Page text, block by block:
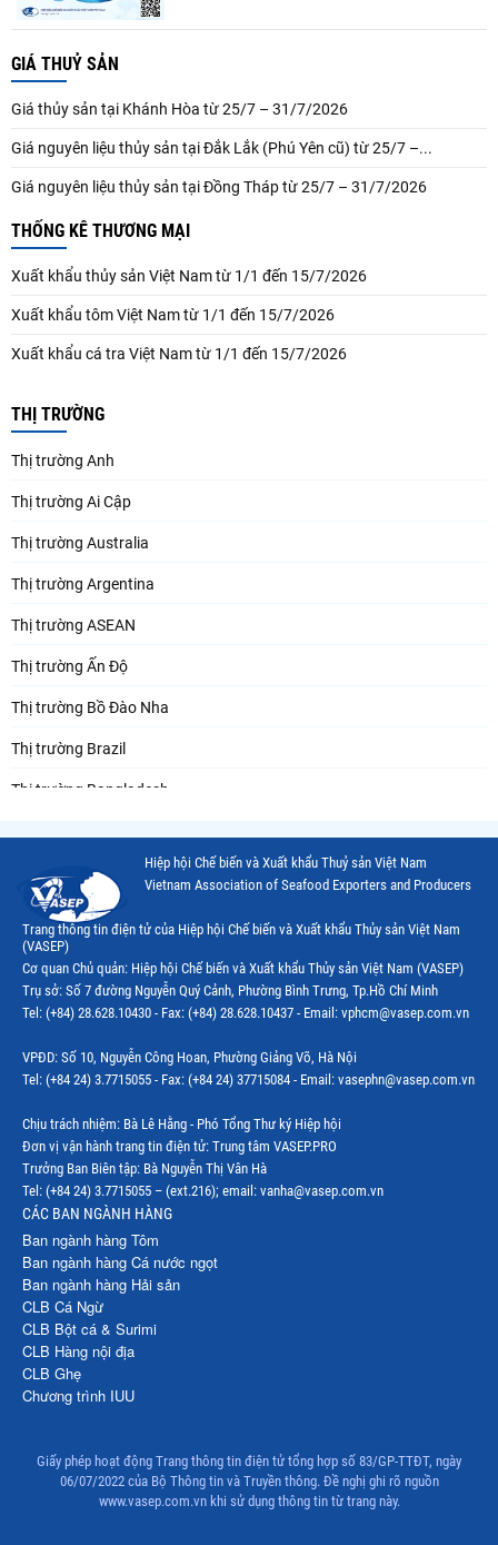
GIÁ THUỶ SẢN
Giá thủy sản tại Khánh Hòa từ 25/7 – 31/7/2026
Giá nguyên liệu thủy sản tại Đắk Lắk (Phú Yên cũ) từ 25/7 –...
Giá nguyên liệu thủy sản tại Đồng Tháp từ 25/7 – 31/7/2026
THỐNG KÊ THƯƠNG MẠI
Xuất khẩu thủy sản Việt Nam từ 1/1 đến 15/7/2026
Xuất khẩu tôm Việt Nam từ 1/1 đến 15/7/2026
Xuất khẩu cá tra Việt Nam từ 1/1 đến 15/7/2026
THỊ TRƯỜNG
Thị trường Anh
Thị trường Ai Cập
Thị trường Australia
Thị trường Argentina
Thị trường ASEAN
Thị trường Ấn Độ
Thị trường Bồ Đào Nha
Thị trường Brazil
Thị trường Bangladesh
Thị trường Canada
Thị trường Ecuador
Thị trường EU
Thị trường Indonesia
Thị trường Mỹ
Thị trường Nga
Thị trường Hàn Quốc
Thị trường Nhật Bản
Thị trường Thái Lan
Thị trường Trung Quốc
Thị trường Philippines
Thị trường Tây Ban Nha
Thị trường thủy sản khác
Hiệp hội Chế biến và Xuất khẩu Thuỷ sản Việt Nam
Vietnam Association of Seafood Exporters and Producers
Trang thông tin điện tử của Hiệp hội Chế biến và Xuất khẩu Thủy sản Việt Nam
(VASEP)
Cơ quan Chủ quản: Hiệp hội Chế biến và Xuất khẩu Thủy sản Việt Nam (VASEP)
Trụ sở: Số 7 đường Nguyễn Quý Cảnh, Phường Bình Trưng, Tp.Hồ Chí Minh
Tel: (+84) 28.628.10430 - Fax: (+84) 28.628.10437 - Email: vphcm@vasep.com.vn
VPĐD: Số 10, Nguyễn Công Hoan, Phường Giảng Võ, Hà Nội
Tel: (+84 24) 3.7715055 - Fax: (+84 24) 37715084 - Email: vasephn@vasep.com.vn
Chịu trách nhiệm: Bà Lê Hằng - Phó Tổng Thư ký Hiệp hội
Đơn vị vận hành trang tin điện tử: Trung tâm VASEP.PRO
Trưởng Ban Biên tập: Bà Nguyễn Thị Vân Hà
Tel: (+84 24) 3.7715055 – (ext.216); email: vanha@vasep.com.vn
CÁC BAN NGÀNH HÀNG
Ban ngành hàng Tôm
Ban ngành hàng Cá nước ngọt
Ban ngành hàng Hải sản
CLB Cá Ngừ
CLB Bột cá & Surimi
CLB Hàng nội địa
CLB Ghẹ
Chương trình IUU
Giấy phép hoạt động Trang thông tin điện tử tổng hợp số 83/GP-TTĐT, ngày
06/07/2022 của Bộ Thông tin và Truyền thông. Đề nghị ghi rõ nguồn
www.vasep.com.vn khi sử dụng thông tin từ trang này.